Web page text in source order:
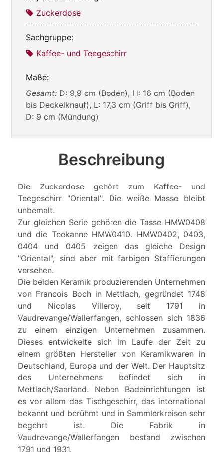
Zuckerdose
Sachgruppe:
Kaffee- und Teegeschirr
Maße:
Gesamt: D: 9,9 cm (Boden), H: 16 cm (Boden
bis Deckelknauf), L: 17,3 cm (Griff bis Griff),
D: 9 cm (Mündung)
Beschreibung
Die Zuckerdose gehört zum Kaffee- und
Teegeschirr "Oriental". Die weiße Masse bleibt
unbemalt.
Zur gleichen Serie gehören die Tasse HMW0408
und die Teekanne HMW0410. HMW0402, 0403,
0404 und 0405 zeigen das gleiche Design
"Oriental", sind aber mit farbigen Staffierungen
versehen.
Die beiden Keramik produzierenden Unternehmen
von Francois Boch in Mettlach, gegründet 1748
und Nicolas Villeroy, seit 1791 in
Vaudrevange/Wallerfangen, schlossen sich 1836
zu einem einzigen Unternehmen zusammen.
Dieses entwickelte sich im Laufe der Zeit zu
einem größten Hersteller von Keramikwaren in
Deutschland, Europa und der Welt. Der Hauptsitz
des Unternehmens befindet sich in
Mettlach/Saarland. Neben Badeinrichtungen ist
es vor allem das Tischgeschirr, das international
bekannt und berühmt und in Sammlerkreisen sehr
begehrt ist. Die Fabrik in
Vaudrevange/Wallerfangen bestand zwischen
1791 und 1931.